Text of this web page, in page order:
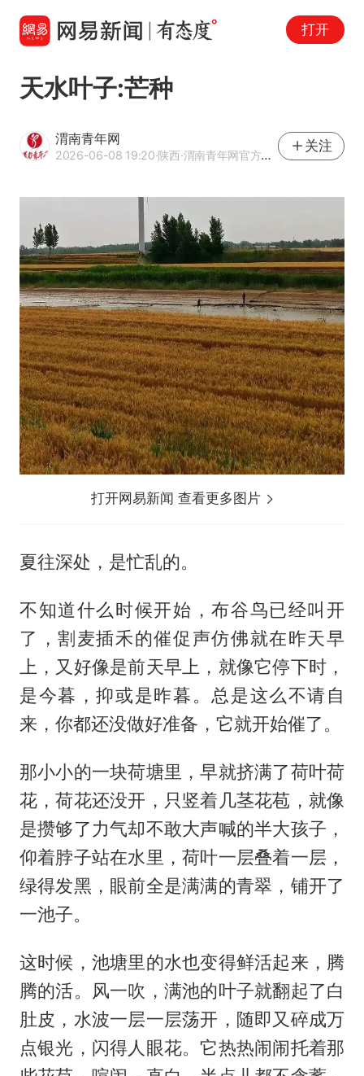
打开
天水叶子:芒种
渭南青年网
2026-06-08 19:20·陕西·渭南青年网官方网易号
关注
打开网易新闻 查看更多图片
夏往深处，是忙乱的。
不知道什么时候开始，布谷鸟已经叫开
了，割麦插禾的催促声仿佛就在昨天早
上，又好像是前天早上，就像它停下时，
是今暮，抑或是昨暮。总是这么不请自
来，你都还没做好准备，它就开始催了。
那小小的一块荷塘里，早就挤满了荷叶荷
花，荷花还没开，只竖着几茎花苞，就像
是攒够了力气却不敢大声喊的半大孩子，
仰着脖子站在水里，荷叶一层叠着一层，
绿得发黑，眼前全是满满的青翠，铺开了
一池子。
这时候，池塘里的水也变得鲜活起来，腾
腾的活。风一吹，满池的叶子就翻起了白
肚皮，水波一层一层荡开，随即又碎成万
点银光，闪得人眼花。它热热闹闹托着那